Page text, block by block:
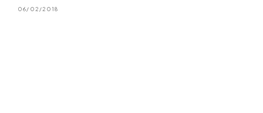
06/02/2018